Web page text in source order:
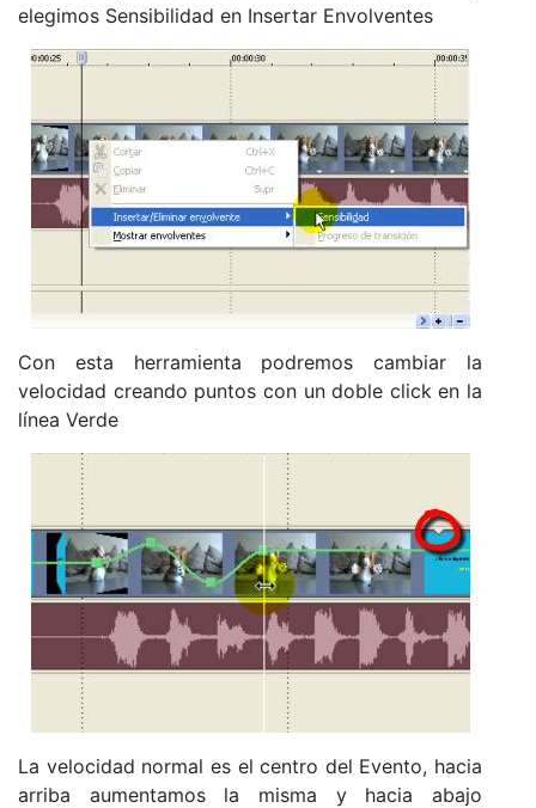
elegimos Sensibilidad en Insertar Envolventes
Con esta herramienta podremos cambiar la
velocidad creando puntos con un doble click en la
línea Verde
La velocidad normal es el centro del Evento, hacia
arriba aumentamos la misma y hacia abajo